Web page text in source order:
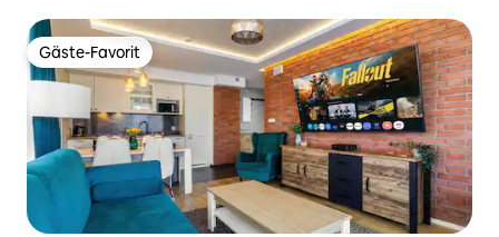
Gäste-Favorit
Gäste-Favorit